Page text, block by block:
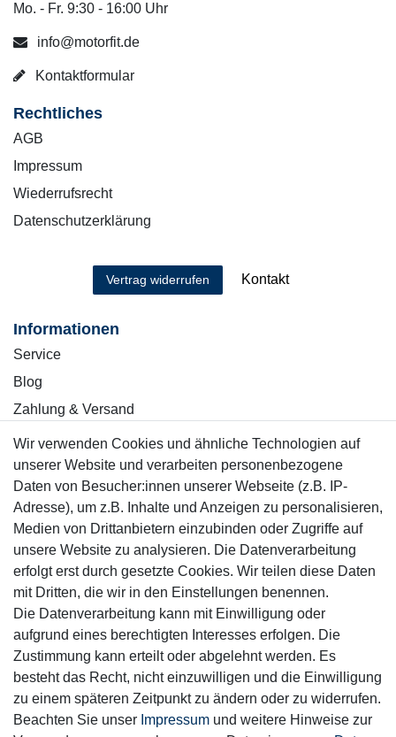
Mo. - Fr. 9:30 - 16:00 Uhr
info@motorfit.de
Kontaktformular
Rechtliches
AGB
Impressum
Wiederrufsrecht
Datenschutzerklärung
Vertrag widerrufen Kontakt
Informationen
Service
Blog
Zahlung & Versand
Sicher einkaufen
Mitglied
Motor-Fit
© Copyright 2026 | Alle Rechte vorbehalten.
Wir verwenden Cookies und ähnliche Technologien auf
unserer Website und verarbeiten personenbezogene
Daten von Besucher:innen unserer Webseite (z.B. IP-
Adresse), um z.B. Inhalte und Anzeigen zu personalisieren,
Medien von Drittanbietern einzubinden oder Zugriffe auf
unsere Website zu analysieren. Die Datenverarbeitung
erfolgt erst durch gesetzte Cookies. Wir teilen diese Daten
mit Dritten, die wir in den Einstellungen benennen.
Die Datenverarbeitung kann mit Einwilligung oder
aufgrund eines berechtigten Interesses erfolgen. Die
Zustimmung kann erteilt oder abgelehnt werden. Es
besteht das Recht, nicht einzuwilligen und die Einwilligung
zu einem späteren Zeitpunkt zu ändern oder zu widerrufen.
Beachten Sie unser Impressum und weitere Hinweise zur